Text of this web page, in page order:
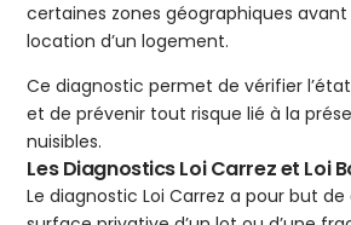
certaines zones géographiques
location d’un logement.
Ce diagnostic permet de vérifier
et de prévenir tout risque lié à la
nuisibles.
Les Diagnostics Loi Carrez et Loi
Le diagnostic Loi Carrez a pour but